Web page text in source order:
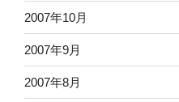
2007年10月
2007年9月
2007年8月